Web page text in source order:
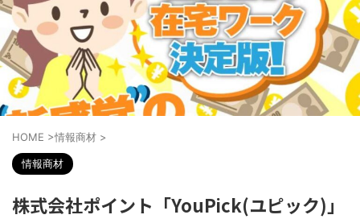
HOME >情報商材 >
情報商材
株式会社ポイント「YouPick(ユピック)」